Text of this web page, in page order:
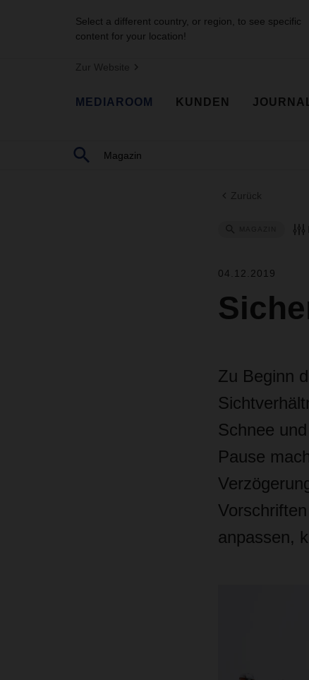
Select a different country, or region, to see specific
content for your location!
Zur Website
MEDIAROOM KUNDEN
Zurück
04.12.2019
Zu Beginn
Schnee
Pause
anpassen,